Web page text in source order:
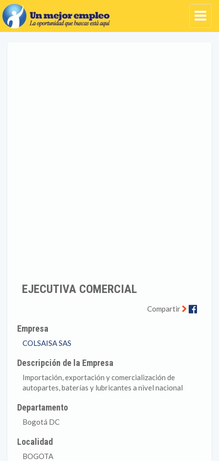
EJECUTIVA COMERCIAL
Compartir
Empresa
COLSAISA SAS
Descripción de la Empresa
Importación, exportación y comercialización de
autopartes, baterías y lubricantes a nivel nacional
Departamento
Bogotá DC
Localidad
BOGOTA